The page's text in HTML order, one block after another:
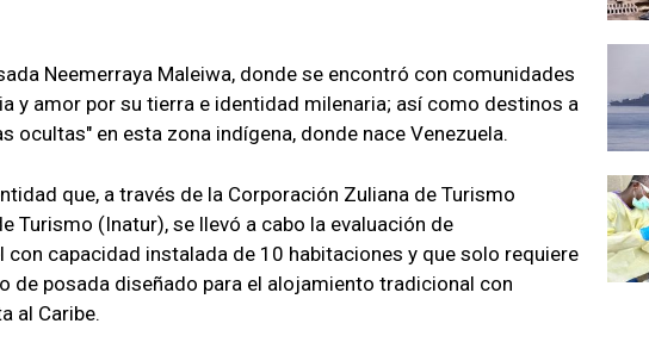
Neemerraya Maleiwa, donde se encontró con comunidades
y amor por su tierra e identidad milenaria; así como destinos a
ocultas" en esta zona indígena, donde nace Venezuela.
que, a través de la Corporación Zuliana de Turismo
Turismo (Inatur), se llevó a cabo la evaluación de
capacidad instalada de 10 habitaciones y que solo requiere
de posada diseñado para el alojamiento tradicional con
al Caribe.